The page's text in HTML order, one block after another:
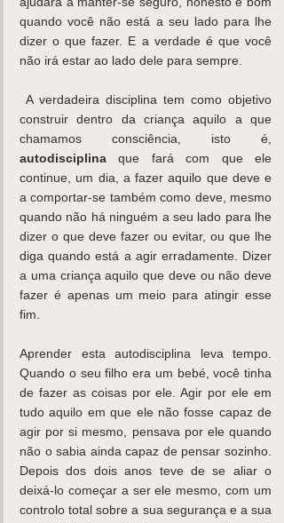
quando você não está a seu lado para lhe
dizer o que fazer. E a verdade é que você
não irá estar ao lado dele para sempre.
construir dentro da criança aquilo a que
autodisciplina que fará com que ele
continue, um dia, a fazer aquilo que deve e
a comportar-se também como deve, mesmo
quando não há ninguém a seu lado para lhe
dizer o que deve fazer ou evitar, ou que lhe
diga quando está a agir erradamente. Dizer
a uma criança aquilo que deve ou não deve
fazer é apenas um meio para atingir esse
fim.
Aprender esta autodisciplina leva tempo.
Quando o seu filho era um bebé, você tinha
de fazer as coisas por ele. Agir por ele em
tudo aquilo em que ele não fosse capaz de
agir por si mesmo, pensava por ele quando
não o sabia ainda capaz de pensar sozinho.
Depois dos dois anos teve de se aliar o
deixá-lo começar a ser ele mesmo, com um
controlo total sobre a sua segurança e a sua